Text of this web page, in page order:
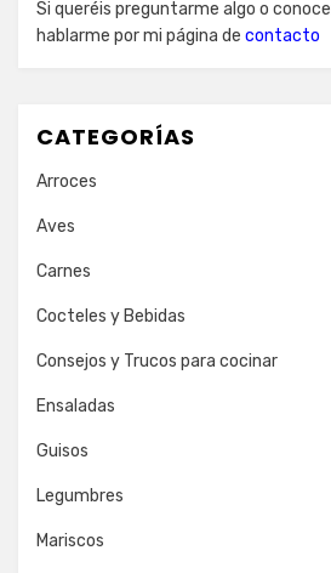
Si queréis preguntarme algo o
hablarme por mi página de contacto
CATEGORÍAS
Arroces
Aves
Carnes
Cocteles y Bebidas
Consejos y Trucos para cocinar
Ensaladas
Guisos
Legumbres
Mariscos